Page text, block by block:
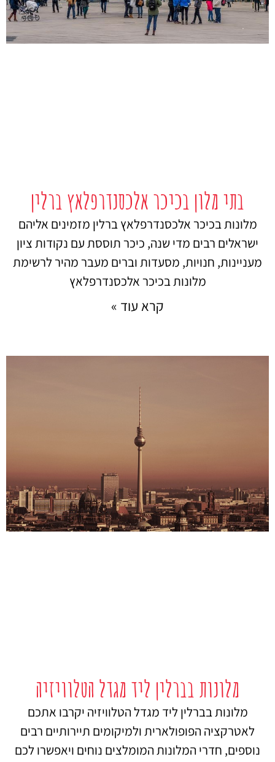
בתי מלון בכיכר אלכסנדרפלאץ ברלין
מלונות בכיכר אלכסנדרפלאץ ברלין מזמינים אליהם
ישראלים רבים מדי שנה, כיכר תוססת עם נקודות ציון
מעניינות, חנויות, מסעדות וברים מעבר מהיר לרשימת
מלונות בכיכר אלכסנדרפלאץ
קרא עוד »
מלונות בברלין ליד מגדל הטלוויזיה
מלונות בברלין ליד מגדל הטלוויזיה יקרבו אתכם
לאטרקציה הפופולארית ולמיקומים תיירותיים רבים
נוספים, חדרי המלונות המומלצים נוחים ויאפשרו לכם